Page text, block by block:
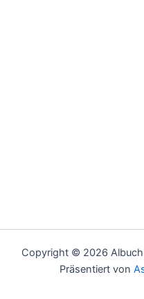
Copyright © 2026 Albuch
Präsentiert von